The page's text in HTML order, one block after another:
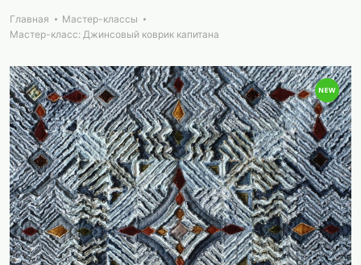
Главная
Мастер-классы
Мастер-класс: Джинсовый коврик капитана